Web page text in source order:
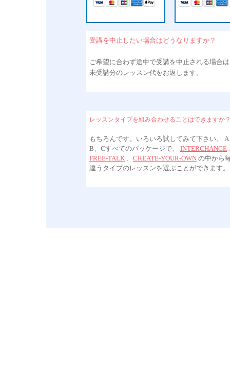
受講を中止したい場合はどうなりますか？
ご希望に合わず途中で受講を中止される場合
未受講分のレッスン代をお返します。
レッスンタイプを組み合わせることはできますか
もちろんです。いろいろ試してみて下さい。
B、Cすべてのパッケージで、 INTERCHANGE
FREE-TALK
CREATE-YOUR-OWN の中から
違うタイプのレッスンを選ぶことができます。